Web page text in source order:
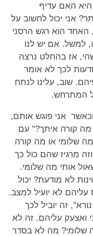
האם עדיף
אני יכול לחשוב על
האחד הוא רגש הרסני
למשל. אם יש לנו
אז בהחלט נרצה
לכך לא אומר
שוב, עלינו לנתח
המתרחש.
אני פוגש אותם,
קורה איתך?" עם
שלומי או מה קורה
מרגיז שהם כול כך
אותי מה שלומי.
לא מודעת? יכול
עליהם לא יועיל למצב.
זה יוביל לכך
ואצעק עליהם. זה לא
שלומי? מה לא בסדר